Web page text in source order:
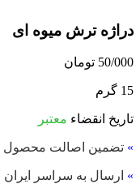
دراژه ترش میوه ای
50/000 تومان
15 گرم
تاریخ انقضاء معتبر
» تضمین اصالت محصول
» ارسال به سراسر ایران